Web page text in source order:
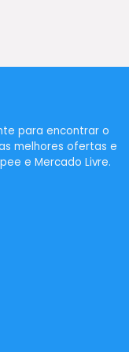
para encontrar o
melhores ofertas e
e Mercado Livre.